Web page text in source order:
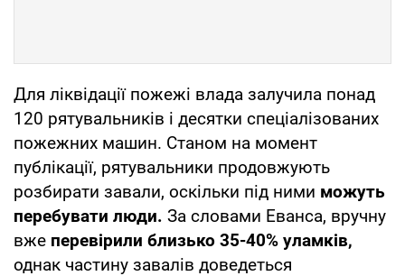
Для ліквідації пожежі влада залучила понад
120 рятувальників і десятки спеціалізованих
пожежних машин. Станом на момент
публікації, рятувальники продовжують
розбирати завали, оскільки під ними можуть
перебувати люди. За словами Еванса, вручну
вже перевірили близько 35-40% уламків,
однак частину завалів доведеться